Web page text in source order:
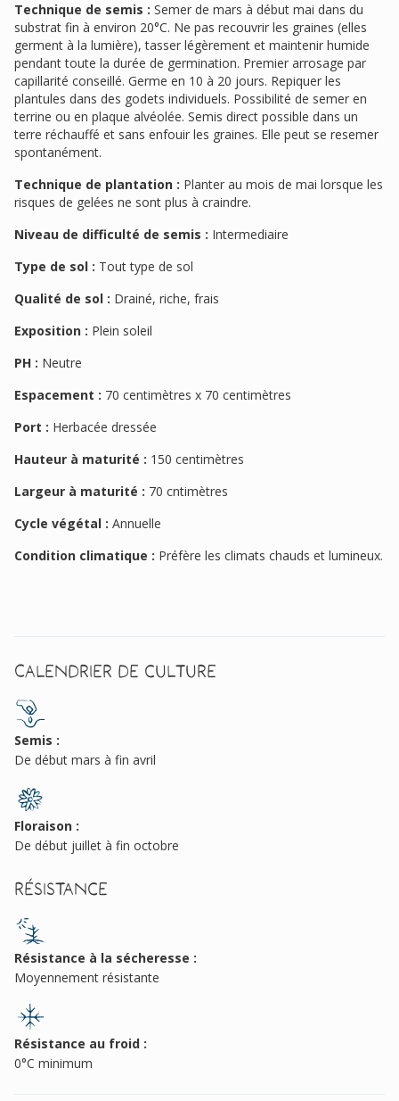
Technique de semis : Semer de mars à début mai dans du
substrat fin à environ 20°C. Ne pas recouvrir les graines (elles
germent à la lumière), tasser légèrement et maintenir humide
pendant toute la durée de germination. Premier arrosage par
capillarité conseillé. Germe en 10 à 20 jours. Repiquer les
plantules dans des godets individuels. Possibilité de semer en
terrine ou en plaque alvéolée. Semis direct possible dans un
terre réchauffé et sans enfouir les graines. Elle peut se resemer
spontanément.
Technique de plantation : Planter au mois de mai lorsque les
risques de gelées ne sont plus à craindre.
Niveau de difficulté de semis : Intermediaire
Type de sol : Tout type de sol
Qualité de sol : Drainé, riche, frais
Exposition : Plein soleil
PH : Neutre
Espacement : 70 centimètres x 70 centimètres
Port : Herbacée dressée
Hauteur à maturité : 150 centimètres
Largeur à maturité : 70 cntimètres
Cycle végétal : Annuelle
Condition climatique : Préfère les climats chauds et lumineux.
Calendrier de culture
Semis :
De début mars à fin avril
Floraison :
De début juillet à fin octobre
Résistance
Résistance à la sécheresse :
Moyennement résistante
Résistance au froid :
0°C minimum